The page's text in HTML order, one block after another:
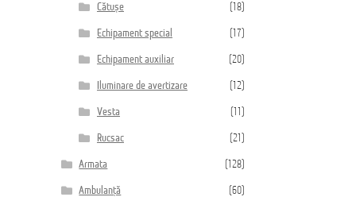
Cătușe (18)
Echipament special (17)
Echipament auxiliar (20)
Iluminare de avertizare (12)
Vesta
Rucsac (21)
Armata (128)
Ambulanță (60)